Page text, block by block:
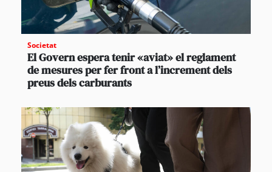
Societat
El Govern espera tenir «aviat» el reglament
de mesures per fer front a l’increment dels
preus dels carburants